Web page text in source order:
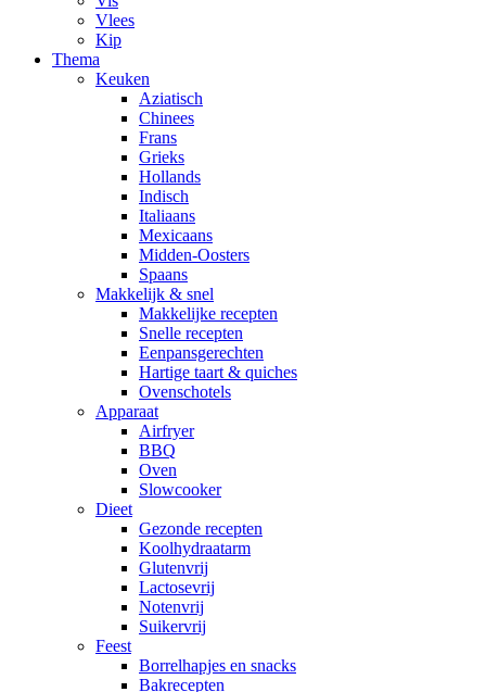
Vlees
Kip
Thema
Keuken
Aziatisch
Chinees
Frans
Grieks
Hollands
Indisch
Italiaans
Mexicaans
Midden-Oosters
Spaans
Makkelijk & snel
Makkelijke recepten
Snelle recepten
Eenpansgerechten
Hartige taart & quiches
Ovenschotels
Apparaat
Airfryer
BBQ
Oven
Slowcooker
Dieet
Gezonde recepten
Koolhydraatarm
Glutenvrij
Lactosevrij
Notenvrij
Suikervrij
Feest
Borrelhapjes en snacks
Bakrecepten